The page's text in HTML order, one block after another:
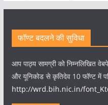
फॉण्ट बदलने की सुविधा
आप पाठ्य सामग्री को निम्नलिखित
और यूनिकोड से कृतिदेव 10 फॉण्ट में
http://wrd.bih.nic.in/